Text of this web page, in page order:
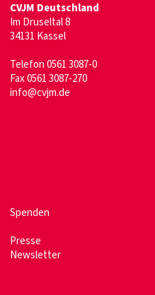
CVJM Deutschland
Im Druseltal 8
34131 Kassel
Telefon 0561 3087-0
Fax 0561 3087-270
info@cvjm.de
Spenden
Presse
Newsletter